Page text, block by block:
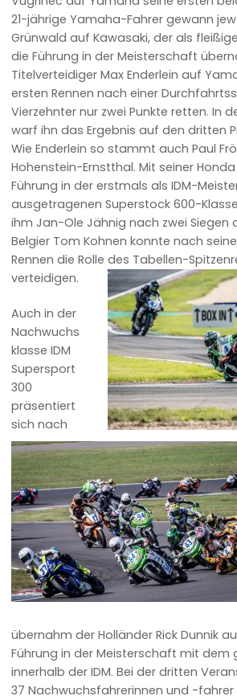
21-jährige Yamaha-Fahrer gewann
Grünwald auf Kawasaki, der als
die Führung in der Meisterschaft
Titelverteidiger Max Enderlein auf
ersten Rennen nach einer
Vierzehnter nur zwei Punkte retten. In
warf ihn das Ergebnis auf den dritten
Wie Enderlein so stammt auch Paul
Hohenstein-Ernstthal. Mit seiner
Führung in der erstmals als IDM-
ausgetragenen Superstock 600-
ihm Jan-Ole Jähnig nach zwei Siegen
Belgier Tom Kohnen konnte nach
Rennen die Rolle des Tabellen-
verteidigen.
Auch in der
Nachwuchs
klasse IDM
Supersport
300
präsentiert
sich nach
übernahm der Holländer Rick Dunnik
Führung in der Meisterschaft mit dem
innerhalb der IDM. Bei der dritten
37 Nachwuchsfahrerinnen und -fahrer